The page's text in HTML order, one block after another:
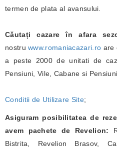
termen de plata al avansului.
Căutați cazare în afara
nostruwww.romaniacazari.ro are
a peste 2000 de unitati de
Pensiuni, Vile, Cabane si
Conditii de Utilizare Site;
Asiguram posibilitatea de
avem pachete de Revelion:
Bistrita, Revelion Brasov,